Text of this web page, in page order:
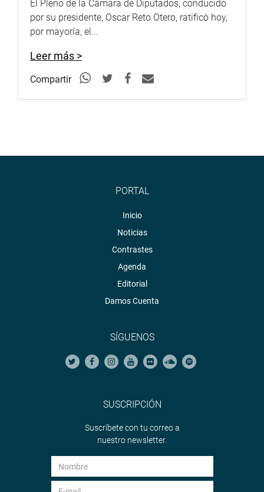
El Pleno de la Cámara de Diputados, conducido
por su presidente, Oscar Reto Otero, ratificó hoy,
por mayoría, el...
Leer más >
Compartir
PORTAL
Inicio
Noticias
Contrastes
Agenda
Editorial
Damos Cuenta
SÍGUENOS
SUSCRIPCIÓN
Suscríbete con tu correo a
nuestro newsletter.